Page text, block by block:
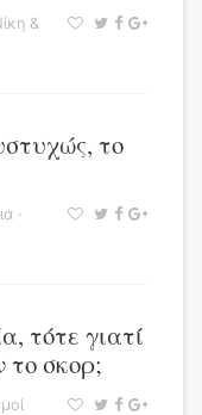
&
το
·
τότε γιατί
το σκορ;